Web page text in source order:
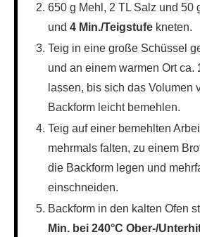
650 g Mehl, 2 TL Salz und 50
und 4 Min./Teigstufe kneten.
Teig in eine große Schüssel
und an einem warmen Ort ca.
lassen, bis sich das Volumen
Backform leicht bemehlen.
Teig auf einer bemehlten
mehrmals falten, zu einem
die Backform legen und
einschneiden.
Backform in den kalten Ofen
Min. bei 240°C Ober-/